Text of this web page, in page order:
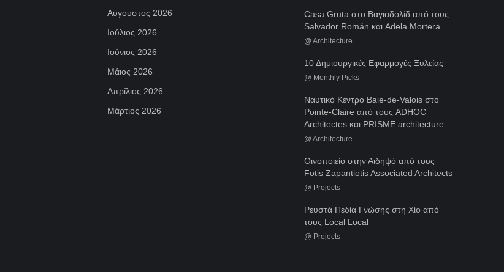
Αύγουστος 2026
Ιούλιος 2026
Ιούνιος 2026
Μάιος 2026
Απρίλιος 2026
Μάρτιος 2026
Casa Gruta στο Βαγιαδολίδ από τους
Salvador Román και Adela Mortera
@ Architecture
10 Δημιουργικές Εφαρμογές Ξυλείας
@ Monthly Picks
Ναυτικό Κέντρο Baie-de-Valois στο
Pointe-Claire από τους ADHOC
Architectes και PRISME architecture
@ Architecture
Οινοποιείο στην Αιδηψό από τους
Fotis Zapantiotis Associated Architects
@ Projects
Ρευστά Πεδία Γνώσης στη Χίο από
τους Local Local
@ Projects